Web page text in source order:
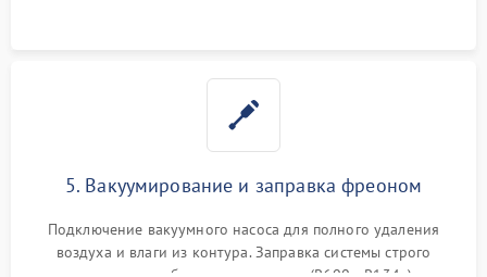
5. Вакуумирование и заправка фреоном
Подключение вакуумного насоса для полного удаления
воздуха и влаги из контура. Заправка системы строго